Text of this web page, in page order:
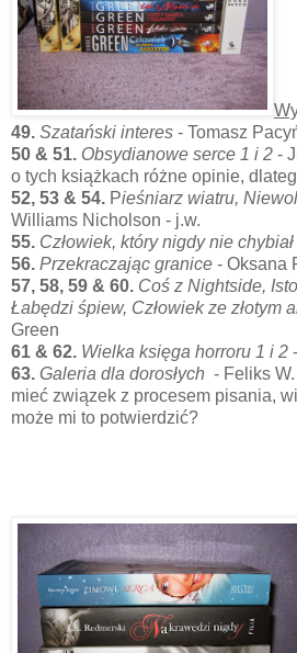
49. Szatański interes - Tomasz
50 & 51. Obsydianowe serce 1 i 2 -
o tych książkach różne opinie,
52, 53 & 54. Pieśniarz wiatru,
Williams Nicholson - j.w.
55. Człowiek, który nigdy nie chybiał
56. Przekraczając granice - Oksana
57, 58, 59 & 60. Coś z Nightside,
Łabędzi śpiew, Człowiek ze złotym
Green
61 & 62. Wielka księga horroru 1 i 2
63. Galeria dla dorosłych - Feliks
mieć związek z procesem pisania,
może mi to potwierdzić?